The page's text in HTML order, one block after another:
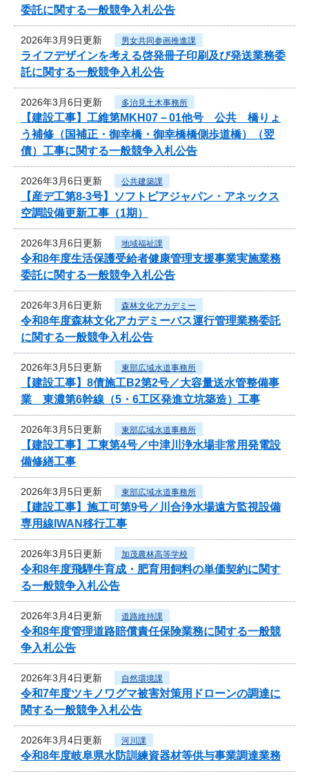
委託に関する一般競争入札公告
2026年3月9日更新 男女共同参画推進課
ライフデザインを考える啓発冊子印刷及び発送業務委
託に関する一般競争入札公告
2026年3月6日更新 多治見土木事務所
【建設工事】工維第MKH07－01他号 公共 橋りょ
う補修（国補正・御幸橋・御幸橋橋側歩道橋）（翌
債）工事に関する一般競争入札公告
2026年3月6日更新 公共建築課
【産デ工第8-3号】ソフトピアジャパン・アネックス
空調設備更新工事（1期）
2026年3月6日更新 地域福祉課
令和8年度生活保護受給者健康管理支援事業実施業務
委託に関する一般競争入札公告
2026年3月6日更新 森林文化アカデミー
令和8年度森林文化アカデミーバス運行管理業務委託
に関する一般競争入札公告
2026年3月5日更新 東部広域水道事務所
【建設工事】8債施工B2第2号／大容量送水管整備事
業 東濃第6幹線（5・6工区発進立坑築造）工事
2026年3月5日更新 東部広域水道事務所
【建設工事】工東第4号／中津川浄水場非常用発電設
備修繕工事
2026年3月5日更新 東部広域水道事務所
【建設工事】施工可第9号／川合浄水場遠方監視設備
専用線IWAN移行工事
2026年3月5日更新 加茂農林高等学校
令和8年度飛騨牛育成・肥育用飼料の単価契約に関す
る一般競争入札公告
2026年3月4日更新 道路維持課
令和8年度管理道路賠償責任保険業務に関する一般競
争入札公告
2026年3月4日更新 自然環境課
令和7年度ツキノワグマ被害対策用ドローンの調達に
関する一般競争入札公告
2026年3月4日更新 河川課
令和8年度岐阜県水防訓練資器材等供与事業調達業務